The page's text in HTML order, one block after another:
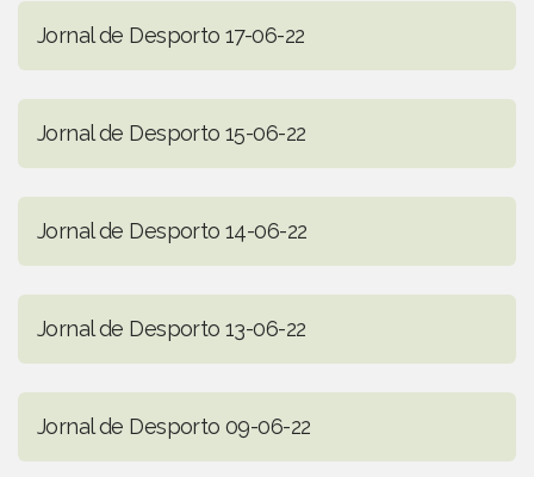
Jornal de Desporto 17-06-22
Jornal de Desporto 15-06-22
Jornal de Desporto 14-06-22
Jornal de Desporto 13-06-22
Jornal de Desporto 09-06-22